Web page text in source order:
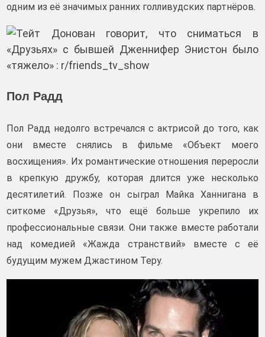
одним из её значимых ранних голливудских партнёров.
Пол Радд
Пол Радд недолго встречался с актрисой до того, как
они вместе снялись в фильме «Объект моего
восхищения». Их романтические отношения переросли
в крепкую дружбу, которая длится уже несколько
десятилетий. Позже он сыграл Майка Ханнигана в
ситкоме «Друзья», что ещё больше укрепило их
профессиональные связи. Они также вместе работали
над комедией «Жажда странствий» вместе с её
будущим мужем Джастином Теру.